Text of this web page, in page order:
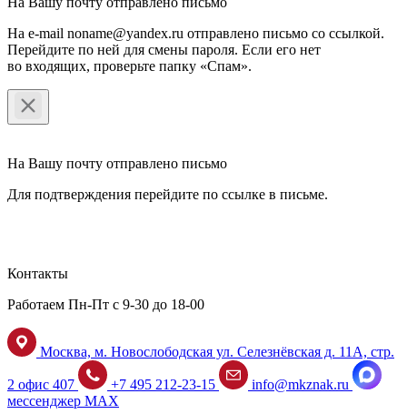
На e-mail noname@yandex.ru отправлено письмо со ссылкой.
Перейдите по ней для смены пароля. Если его нет
во входящих, проверьте папку «Спам».
На Вашу почту отправлено письмо
Для подтверждения перейдите по ссылке в письме.
Контакты
Работаем Пн-Пт с 9-30 до 18-00
Москва, м. Новослободская ул. Селезнёвская д. 11А, стр.
2 офис 407 +7 495 212-23-15
info@mkznak.ru
мессенджер MAX